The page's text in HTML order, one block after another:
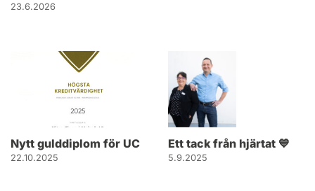
23.6.2026
Nytt gulddiplom för UC
22.10.2025
Ett tack från hjärtat 💙
5.9.2025